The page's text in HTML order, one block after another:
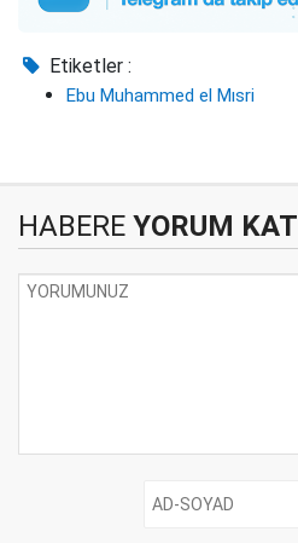
Etiketler :
Ebu Muhammed el Mısri
HABERE YORUM KAT